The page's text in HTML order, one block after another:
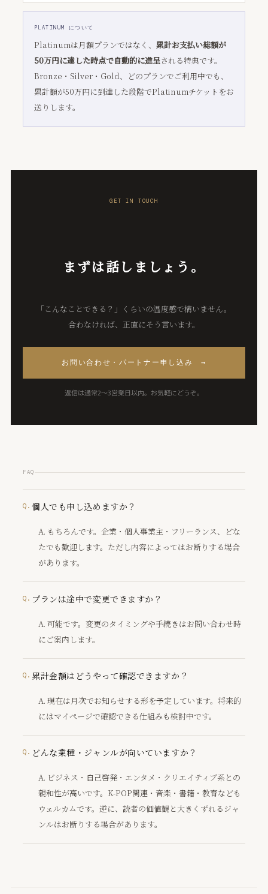
PLATINUM について
Platinumは月額プランではなく、 累計お支払い総額が
50万円に達した時点で自動的に進呈される特典です。
Bronze・Silver・Gold、どのプランでご利用中でも、
累計額が50万円に到達した段階でPlatinumチケットをお
送りします。
GET IN TOUCH
まずは話しましょう。
「こんなことできる？」くらいの温度感で構いません。
合わなければ、正直にそう言います。
お問い合わせ・パートナー申し込み →
返信は通常2〜3営業日以内。お気軽にどうぞ。
FAQ
個人でも申し込めますか？
もちろんです。企業・個人事業主・フリーランス、どな
たでも歓迎します。ただし内容によってはお断りする場合
があります。
プランは途中で変更できますか？
可能です。変更のタイミングや手続きはお問い合わせ時
にご案内します。
累計金額はどうやって確認できますか？
現在は月次でお知らせする形を予定しています。将来的
にはマイページで確認できる仕組みも検討中です。
どんな業種・ジャンルが向いていますか？
ビジネス・自己啓発・エンタメ・クリエイティブ系との
親和性が高いです。K-POP関連・音楽・書籍・教育なども
ウェルカムです。逆に、読者の価値観と大きくずれるジャ
ンルはお断りする場合があります。